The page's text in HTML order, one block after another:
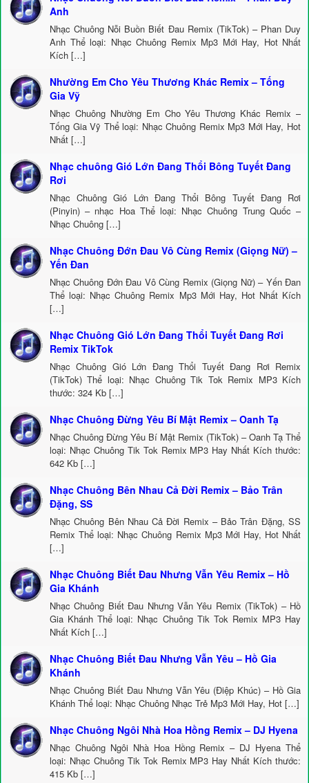
Anh
Nhạc Chuông Nỗi Buồn Biết Đau Remix (TikTok) – Phan Duy
Anh Thể loại: Nhạc Chuông Remix Mp3 Mới Hay, Hot Nhất
Kích […]
Nhường Em Cho Yêu Thương Khác Remix – Tống
Gia Vỹ
Nhạc Chuông Nhường Em Cho Yêu Thương Khác Remix –
Tống Gia Vỹ Thể loại: Nhạc Chuông Remix Mp3 Mới Hay, Hot
Nhất […]
Nhạc chuông Gió Lớn Đang Thổi Bông Tuyết Đang
Rơi
Nhạc Chuông Gió Lớn Đang Thổi Bông Tuyết Đang Rơi
(Pinyin) – nhạc Hoa Thể loại: Nhạc Chuông Trung Quốc –
Nhạc Chuông […]
Nhạc Chuông Đớn Đau Vô Cùng Remix (Giọng Nữ) –
Yến Đan
Nhạc Chuông Đớn Đau Vô Cùng Remix (Giọng Nữ) – Yến Đan
Thể loại: Nhạc Chuông Remix Mp3 Mới Hay, Hot Nhất Kích
[…]
Nhạc Chuông Gió Lớn Đang Thổi Tuyết Đang Rơi
Remix TikTok
Nhạc Chuông Gió Lớn Đang Thổi Tuyết Đang Rơi Remix
(TikTok) Thể loại: Nhạc Chuông Tik Tok Remix MP3 Kích
thước: 324 Kb […]
Nhạc Chuông Đừng Yêu Bí Mật Remix – Oanh Tạ
Nhạc Chuông Đừng Yêu Bí Mật Remix (TikTok) – Oanh Tạ Thể
loại: Nhạc Chuông Tik Tok Remix MP3 Hay Nhất Kích thước:
642 Kb […]
Nhạc Chuông Bên Nhau Cả Đời Remix – Bảo Trân
Đặng, SS
Nhạc Chuông Bên Nhau Cả Đời Remix – Bảo Trân Đặng, SS
Remix Thể loại: Nhạc Chuông Remix Mp3 Mới Hay, Hot Nhất
[…]
Nhạc Chuông Biết Đau Nhưng Vẫn Yêu Remix – Hồ
Gia Khánh
Nhạc Chuông Biết Đau Nhưng Vẫn Yêu Remix (TikTok) – Hồ
Gia Khánh Thể loại: Nhạc Chuông Tik Tok Remix MP3 Hay
Nhất Kích […]
Nhạc Chuông Biết Đau Nhưng Vẫn Yêu – Hồ Gia
Khánh
Nhạc Chuông Biết Đau Nhưng Vẫn Yêu (Điệp Khúc) – Hồ Gia
Khánh Thể loại: Nhạc Chuông Nhạc Trẻ Mp3 Mới Hay, Hot […]
Nhạc Chuông Ngôi Nhà Hoa Hồng Remix – DJ Hyena
Nhạc Chuông Ngôi Nhà Hoa Hồng Remix – DJ Hyena Thể
loại: Nhạc Chuông Tik Tok Remix MP3 Hay Nhất Kích thước:
415 Kb […]